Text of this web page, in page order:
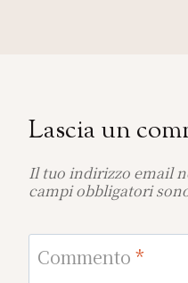
Lascia un
Il tuo indirizzo email
campi obbligatori
Commento *